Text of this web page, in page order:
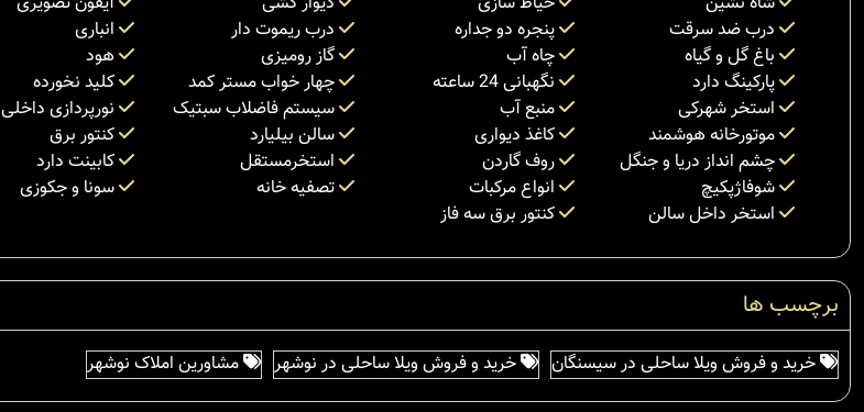
درب ضد سرقت
پنجره دو جداره درب ریموت دار
انباری
باغ گل و گیاه
چاه آب گاز رومیزی
هود
پارکینگ دارد
نگهبانی 24 ساعته چهار خواب مستر کمد
کلید نخورده
استخر شهرکی
منبع آب سیستم فاضلاب سبتیک
نورپردازی داخلی
موتورخانه هوشمند
کاغذ دیواری سالن بیلیارد
کنتور برق
چشم انداز دریا و جنگل
روف گاردن استخرمستقل
کابینت دارد
شوفاژپکیچ
انواع مرکبات تصفیه خانه
سونا و جکوزی
استخر داخل سالن
کنتور برق سه فاز
برچسب ها
خرید و فروش ویلا ساحلی در سیسنگان خرید و فروش ویلا ساحلی در نوشهر مشاورین املاک نوشهر